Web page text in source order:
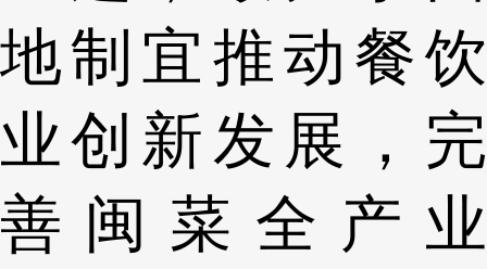
地制宜推动餐饮
业创新发展，完
善闽菜全产业